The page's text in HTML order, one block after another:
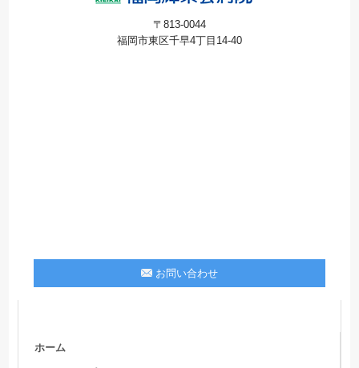
〒813-0044
福岡市東区千早4丁目14-40
お問い合わせ
ホーム